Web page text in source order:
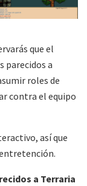
que el
parecidos a
roles de
contra el equipo
así que
a Terraria